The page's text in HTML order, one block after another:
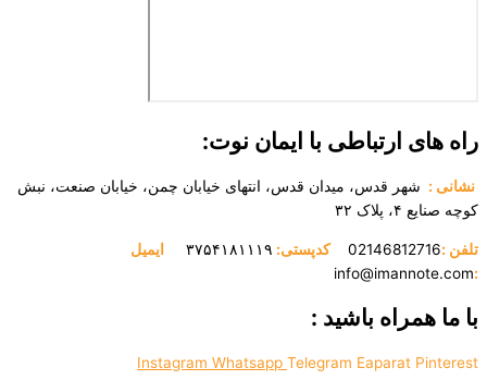
با ایمان نوت:
قدس، میدان قدس، انتهای خیابان چمن، خیابان صنعت، نبش
کدپستی:۳۷۵۴۱۸۱۱۱۹
ایمیل
باشید :
Instagram Whatsapp Telegram